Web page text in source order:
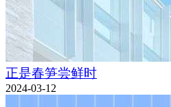
正是春笋尝鲜时
2024-03-12